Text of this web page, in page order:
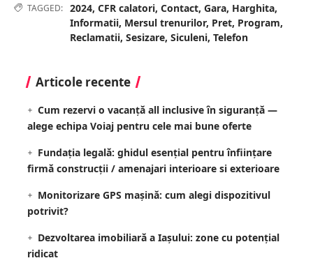
TAGGED: 2024, CFR calatori, Contact, Gara, Harghita,
Informatii, Mersul trenurilor, Pret, Program,
Reclamatii, Sesizare, Siculeni, Telefon
Articole recente
Cum rezervi o vacanță all inclusive în siguranță —
alege echipa Voiaj pentru cele mai bune oferte
Fundația legală: ghidul esențial pentru înființare
firmă construcții / amenajari interioare si exterioare
Monitorizare GPS mașină: cum alegi dispozitivul
potrivit?
Dezvoltarea imobiliară a Iașului: zone cu potențial
ridicat